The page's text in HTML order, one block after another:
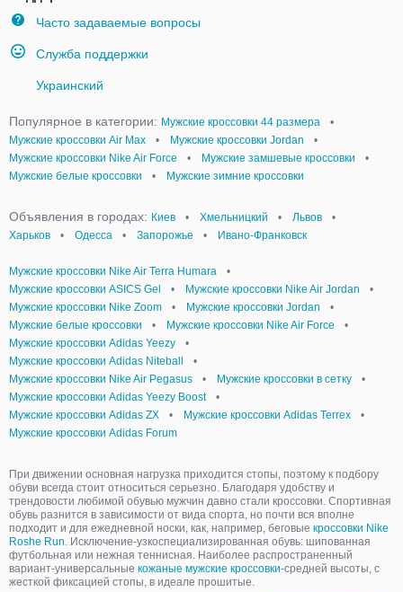
Часто задаваемые вопросы
Служба поддержки
Украинский
Популярное в категории: Мужские кроссовки 44 размера
•
Мужские кроссовки Air Max
• Мужские кроссовки Jordan
•
Мужские кроссовки Nike Air Force
• Мужские замшевые кроссовки
•
Мужские белые кроссовки
• Мужские зимние кроссовки
Объявления в городах: Киев • Хмельницкий • Львов
•
Харьков
• Одесса • Запорожье • Ивано-Франковск
Мужские кроссовки Nike Air Terra Humara
•
Мужские кроссовки ASICS Gel
• Мужские кроссовки Nike Air Jordan
•
Мужские кроссовки Nike Zoom
• Мужские кроссовки Jordan
•
Мужские белые кроссовки
• Мужские кроссовки Nike Air Force
•
Мужские кроссовки Adidas Yeezy
•
Мужские кроссовки Adidas Niteball
•
Мужские кроссовки Nike Air Pegasus
• Мужские кроссовки в сетку
•
Мужские кроссовки Adidas Yeezy Boost
•
Мужские кроссовки Adidas ZX
• Мужские кроссовки Adidas Terrex
•
Мужские кроссовки Adidas Forum
При движении основная нагрузка приходится стопы, поэтому к подбору
обуви всегда стоит относиться серьезно. Благодаря удобству и
трендовости любимой обувью мужчин давно стали кроссовки. Спортивная
обувь разнится в зависимости от вида спорта, но почти вся вполне
подходит и для ежедневной носки, как, например, беговые кроссовки Nike
Roshe Run. Исключение-узкоспециализированная обувь: шипованная
футбольная или нежная теннисная. Наиболее распространенный
вариант-универсальные кожаные мужские кроссовки-средней высоты, с
жесткой фиксацией стопы, в идеале прошитые.